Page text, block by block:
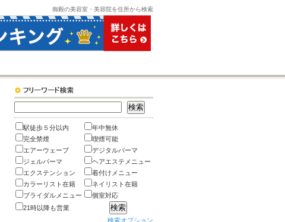
御殿の美容室・美容院を住所から検索
駅徒歩５分以内
年中無休
完全禁煙
喫煙可能
エアーウェーブ
デジタルパーマ
ジェルパーマ
ヘアエステメニュー
エクステンション
着付けメニュー
カラーリスト在籍
ネイリスト在籍
ブライダルメニュー
個室対応
21時以降も営業
検索オプション